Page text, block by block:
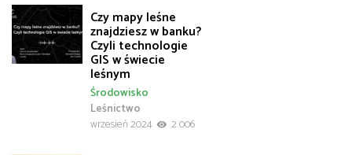
Czy mapy leśne
znajdziesz w banku?
Czyli technologie
GIS w świecie
leśnym
Leśnictwo
Środowisko
wrzesień 2024
2 006